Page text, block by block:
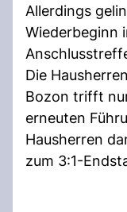
Allerdings
Wiederbeginn
Die
Bozon trifft
erneuten
Hausherren
zum 3:1-